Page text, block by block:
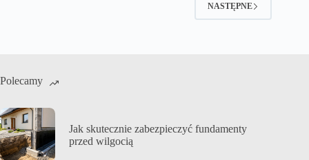
NASTĘPNE
Polecamy
Jak skutecznie zabezpieczyć fundamenty
przed wilgocią